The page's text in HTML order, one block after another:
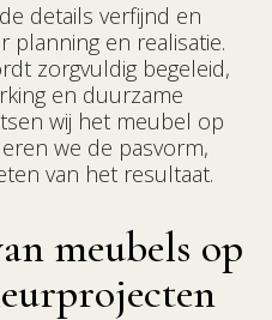
details verfijnd en
planning en realisatie.
zorgvuldig begeleid,
en duurzame
wij het meubel op
we de pasvorm,
van het resultaat.
meubels op